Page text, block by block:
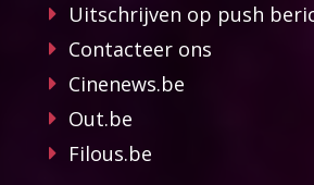
Uitschrijven op push
Contacteer ons
Cinenews.be
Out.be
Filous.be